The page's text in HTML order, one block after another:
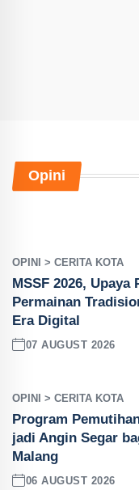
Opini
OPINI > CERITA KOTA
MSSF 2026, Upaya
Permainan
Era Digital
07 AUGUST 2026
OPINI > CERITA KOTA
Program
jadi Angin Segar
Malang
06 AUGUST 2026